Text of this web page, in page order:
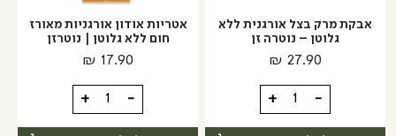
אבקת מרק בצל אורגנית ללא
גלוטן – נוטרה זן
₪ 27.90
-
כמות
של
+
אטריות אודון אורגניות מאורז
חום ללא גלוטן | נוטרזן
₪ 17.90
-
כמות
של
+